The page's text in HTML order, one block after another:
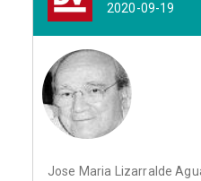
2020-09-19
Jose Maria Lizarralde